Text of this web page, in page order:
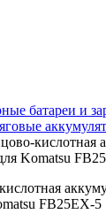
батареи и
кислотная
Komatsu
FB25EX-5